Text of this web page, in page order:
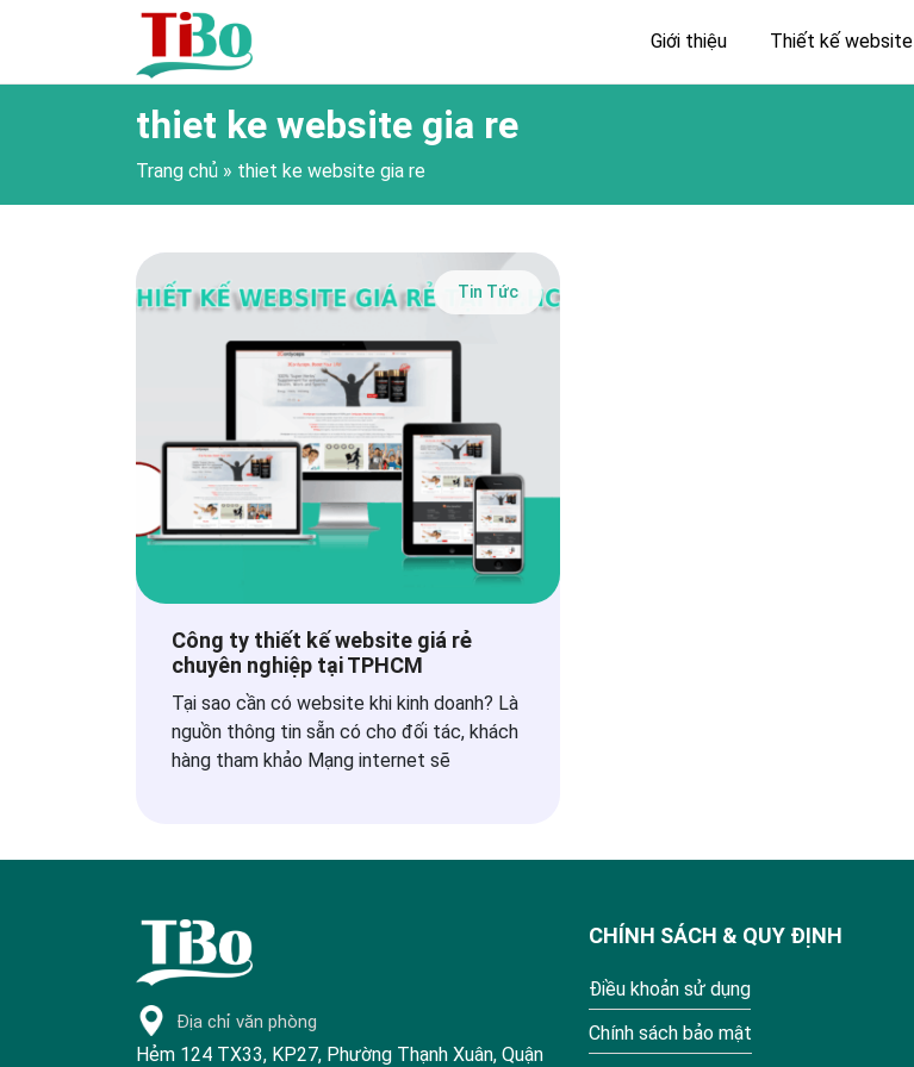
Giới thiệu Thiết kế website
thiet ke website gia re
Trang chủ » thiet ke website gia re
Tin Tức
Công ty thiết kế website giá rẻ
chuyên nghiệp tại TPHCM
Tại sao cần có website khi kinh doanh? Là
nguồn thông tin sẵn có cho đối tác, khách
hàng tham khảo Mạng internet sẽ
Địa chỉ văn phòng
Hẻm 124 TX33, KP27, Phường Thạnh Xuân, Quận
CHÍNH SÁCH & QUY ĐỊNH
Điều khoản sử dụng
Chính sách bảo mật